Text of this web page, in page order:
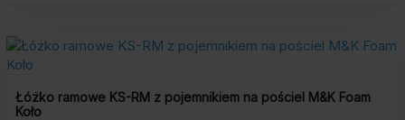
Łóżko ramowe KS-RM z pojemnikiem na pościel M&K Foam
Koło